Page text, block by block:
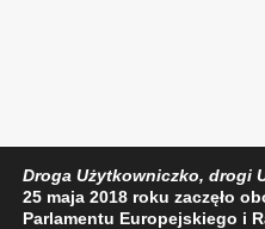
Droga Użytkowniczko, drogi
25 maja 2018 roku zaczęło
Parlamentu Europejskiego i